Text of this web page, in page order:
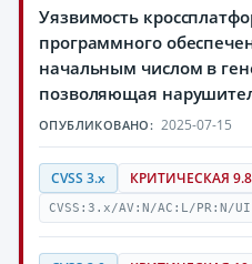
Уязвимость
программного
начальным числом в
позволяющая
ОПУБЛИКОВАНО: 2025-07-15
CVSS 3.x КРИТИЧЕСКАЯ 9.8
CVSS:3.x/AV:N/AC:L/PR:N/